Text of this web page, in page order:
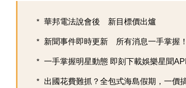
華邦電法說會後 新目標價出爐
新聞事件即時更新 所有消息一手掌握！
一手掌握明星動態 即刻下載娛樂星聞
出國花費難抓？全包式海島假期，一價